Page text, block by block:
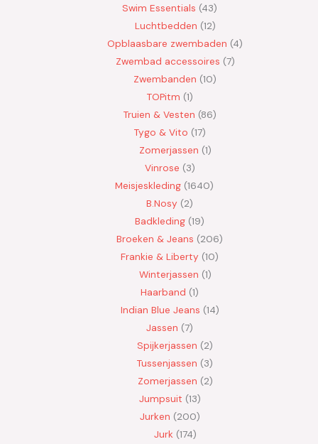
Swim Essentials 43
Luchtbedden 12
Opblaasbare zwembaden 4
Zwembad accessoires 7
Zwembanden 10
TOPitm 1
Truien & Vesten 86
Tygo & Vito 17
Zomerjassen 1
Vinrose 3
Meisjeskleding 1640
B.Nosy
2
Badkleding 19
Broeken & Jeans
206
Frankie & Liberty 10
Winterjassen 1
Haarband 1
Indian Blue Jeans 14
Jassen 7
Spijkerjassen
2
Tussenjassen
3
Zomerjassen 2
Jumpsuit 13
Jurken 200
Jurk 174